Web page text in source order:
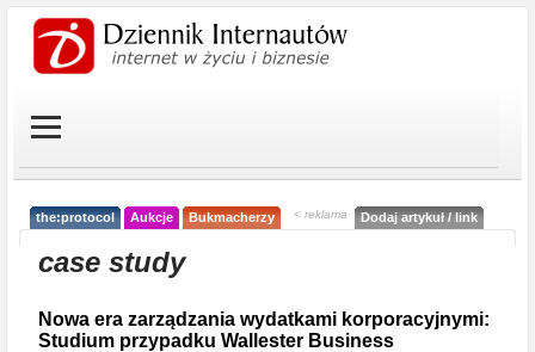
the:protocol Aukcje Bukmacherzy < reklama Dodaj artykuł / link
case study
Nowa era zarządzania wydatkami korporacyjnymi:
Studium przypadku Wallester Business